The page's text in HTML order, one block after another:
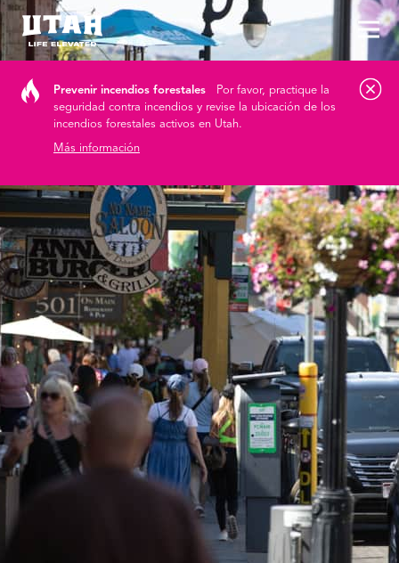
Prevenir incendios forestales
Por favor, practique la
seguridad contra incendios y revise la ubicación de los
incendios forestales activos en Utah.
Más información